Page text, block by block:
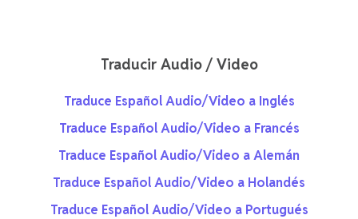
Traducir Audio / Video
Traduce Español Audio/Video a Inglés
Traduce Español Audio/Video a Francés
Traduce Español Audio/Video a Alemán
Traduce Español Audio/Video a Holandés
Traduce Español Audio/Video a Portugués